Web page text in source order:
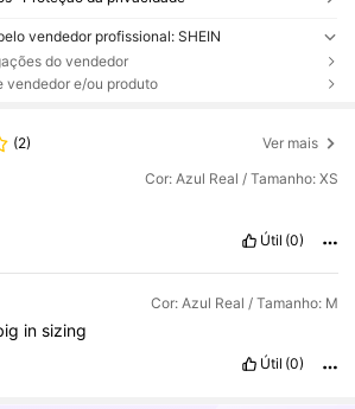
vendedor profissional: SHEIN
do vendedor
vendedor e/ou produto
(2) Ver mais
Cor: Azul Real / Tamanho: XS
Útil (0)
Cor: Azul Real / Tamanho: M
insizing
Útil (0)